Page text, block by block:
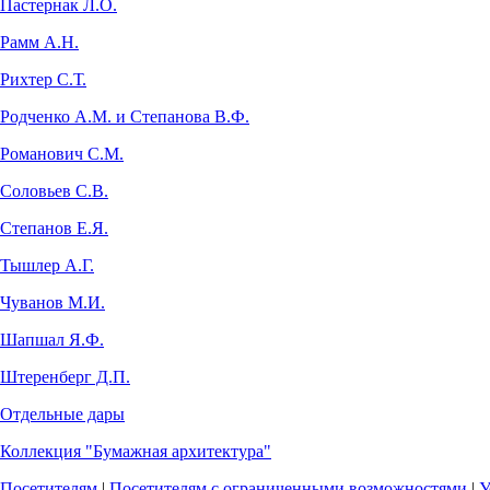
Пастернак Л.О.
Рамм А.Н.
Рихтер С.Т.
Родченко А.М. и Степанова В.Ф.
Романович С.М.
Соловьев С.В.
Степанов Е.Я.
Тышлер А.Г.
Чуванов М.И.
Шапшал Я.Ф.
Штеренберг Д.П.
Отдельные дары
Коллекция "Бумажная архитектура"